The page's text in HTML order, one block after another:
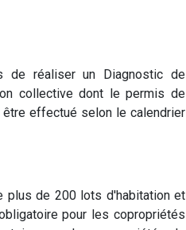
de réaliser un Diagnostic de
collective dont le permis de
effectué selon le calendrier
plus de 200 lots d'habitation et
pour les copropriétés